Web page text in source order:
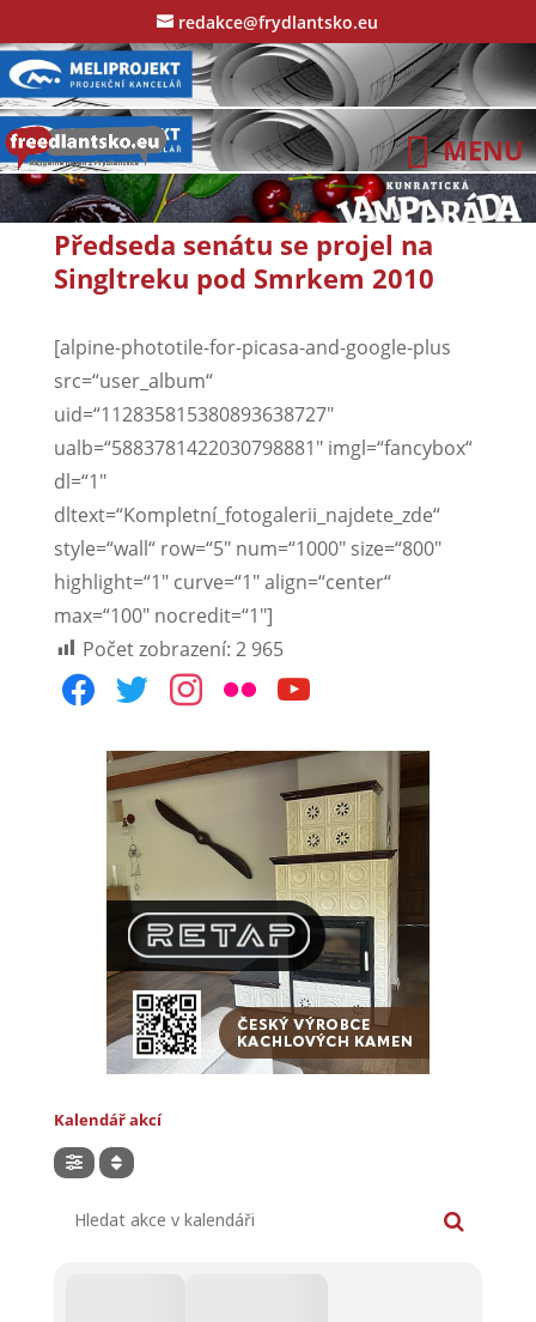
redakce@frydlantsko.eu
Předseda senátu se projel na
Singltreku pod Smrkem 2010
[alpine-phototile-for-picasa-and-google-plus
src=“user_album“
uid=“112835815380893638727″
ualb=“5883781422030798881″ imgl=“fancybox“
dl=“1″
dltext=“Kompletní_fotogalerii_najdete_zde“
style=“wall“ row=“5″ num=“1000″ size=“800″
highlight=“1″ curve=“1″ align=“center“
max=“100″ nocredit=“1″]
Počet zobrazení: 2 965
facebooktwitterinstagram
flickr youtube
Kalendář akcí